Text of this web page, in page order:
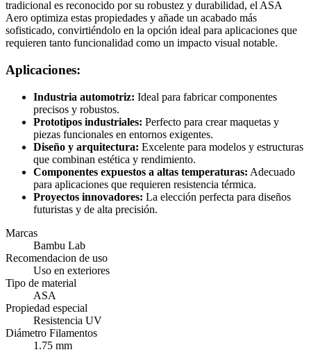
tradicional es reconocido por su robustez y durabilidad, el ASA
Aero optimiza estas propiedades y añade un acabado más
sofisticado, convirtiéndolo en la opción ideal para aplicaciones que
requieren tanto funcionalidad como un impacto visual notable.
Aplicaciones:
Industria automotriz: Ideal para fabricar componentes
precisos y robustos.
Prototipos industriales: Perfecto para crear maquetas y
piezas funcionales en entornos exigentes.
Diseño y arquitectura: Excelente para modelos y estructuras
que combinan estética y rendimiento.
Componentes expuestos a altas temperaturas: Adecuado
para aplicaciones que requieren resistencia térmica.
Proyectos innovadores: La elección perfecta para diseños
futuristas y de alta precisión.
Marcas
Bambu Lab
Recomendacion de uso
Uso en exteriores
Tipo de material
ASA
Propiedad especial
Resistencia UV
Diámetro Filamentos
1.75 mm